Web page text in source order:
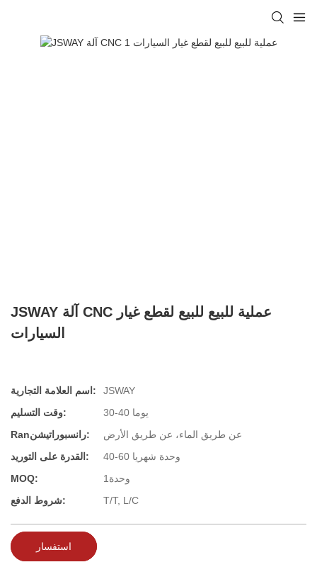
JSWAY آلة CNC عملية للبيع للبيع لقطع غيار
السيارات
اسم العلامة التجارية:
JSWAY
وقت التسليم:
30-40 يوما
Ranرانسبوراتيشن:
عن طريق الماء، عن طريق الأرض
القدرة على التوريد:
40-60 وحدة شهريا
MOQ:
وحدة1
شروط الدفع:
T/T, L/C
استفسار